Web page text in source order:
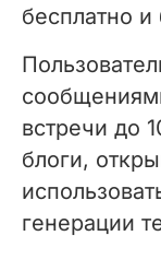
бесплатно и
встречи до
блоги,
генерации